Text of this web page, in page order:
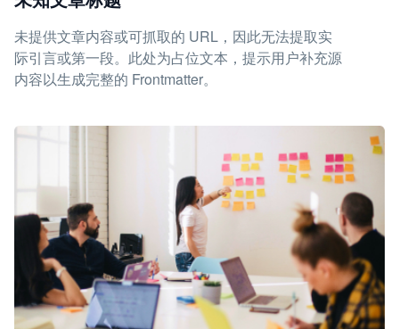
未提供文章内容或可抓取的 URL，因此无法提取实
际引言或第一段。此处为占位文本，提示用户补充源
内容以生成完整的 Frontmatter。